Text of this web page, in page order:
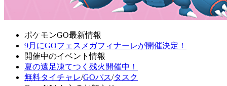
ポケモンGO最新情報
9月にGOフェスメガフィナーレが開催決定！
開催中のイベント情報
夏の遠足凍てつく残火開催中！
無料タイチャレ/GOパス/タスク